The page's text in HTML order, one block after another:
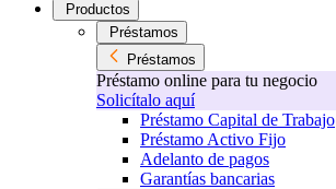
Productos
Préstamos
Préstamos
Préstamo online para tu negocio
Solicítalo aquí
Préstamo Capital de Trabajo
Préstamo Activo Fijo
Adelanto de pagos
Garantías bancarias